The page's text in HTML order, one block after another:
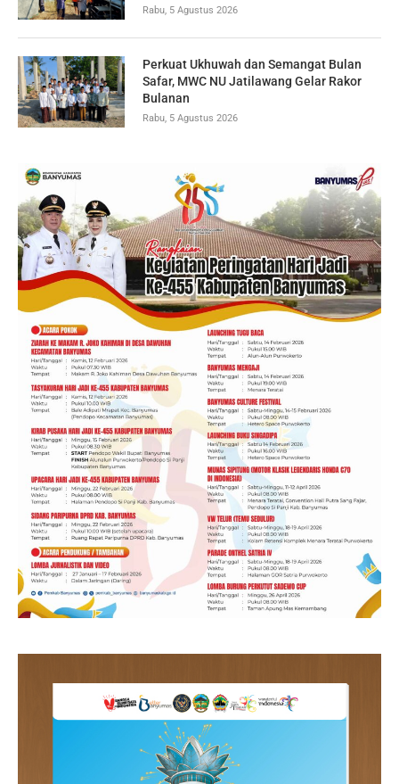
Rabu, 5 Agustus 2026
Perkuat Ukhuwah dan Semangat Bulan
Safar, MWC NU Jatilawang Gelar Rakor
Bulanan
Rabu, 5 Agustus 2026